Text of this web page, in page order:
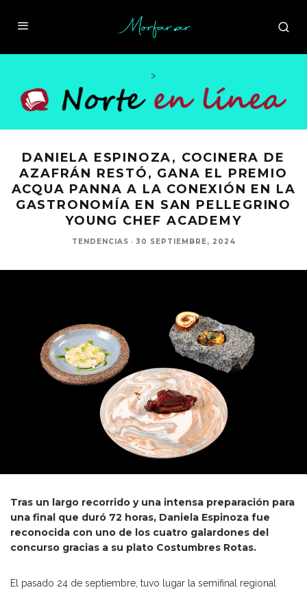
>
DANIELA ESPINOZA, COCINERA DE
AZAFRÁN RESTÓ, GANA EL PREMIO
ACQUA PANNA A LA CONEXIÓN EN LA
GASTRONOMÍA EN SAN PELLEGRINO
YOUNG CHEF ACADEMY
TENDENCIAS · 30 SEPTIEMBRE, 2024
Tras un largo recorrido y una intensa preparación para
una final que duró 72 horas, Daniela Espinoza fue
reconocida con uno de los cuatro galardones del
concurso gracias a su plato Costumbres Rotas.
El pasado 24 de septiembre, tuvo lugar la semifinal regional